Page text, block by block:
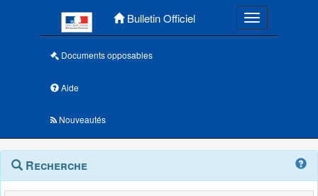
Bulletin Officiel Toggle
Documents opposables
Aide
Nouveautés
Navigation
outils
Menu
contextuel
Recherche